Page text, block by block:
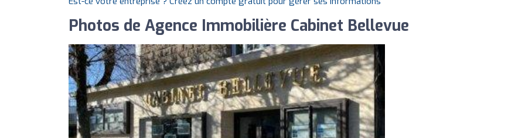
Photos de Agence Immobilière Cabinet Bellevue